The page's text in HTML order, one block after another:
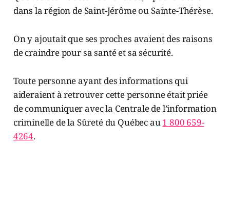
dans la région de Saint-Jérôme ou Sainte-Thérèse.
On y ajoutait que ses proches avaient des raisons
de craindre pour sa santé et sa sécurité.
Toute personne ayant des informations qui
aideraient à retrouver cette personne était priée
de communiquer avec la Centrale de l’information
criminelle de la Sûreté du Québec au1 800 659-
4264.